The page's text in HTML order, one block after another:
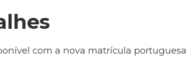
com a nova matrícula portuguesa